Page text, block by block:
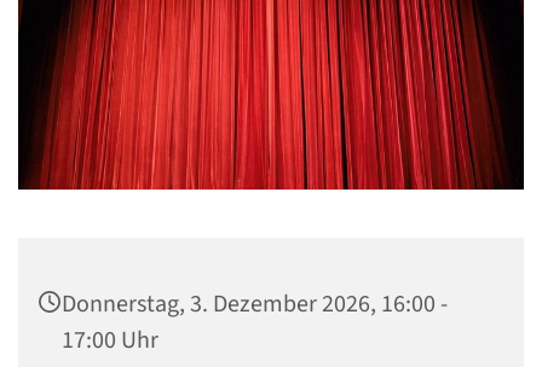
Donnerstag, 3. Dezember 2026, 16:00 -
17:00 Uhr